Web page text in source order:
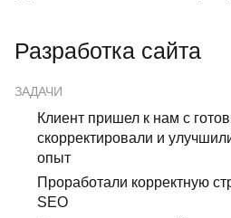
Разработка сайта
ЗАДАЧИ
Клиент пришел к нам с
скорректировали и
опыт
Проработали корректную
SEO